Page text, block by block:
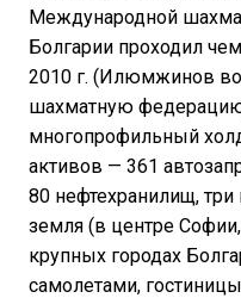
Международной
Болгарии проходил
2010 г. (Илюмжинов
шахматную
многопрофильный
активов — 361
80 нефтехранилищ,
земля (в центре
крупных городах
самолетами,